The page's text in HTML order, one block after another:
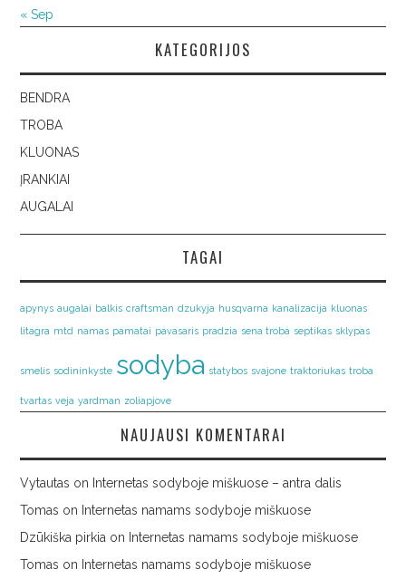
« Sep
KATEGORIJOS
BENDRA
TROBA
KLUONAS
ĮRANKIAI
AUGALAI
TAGAI
apynys augalai balkis craftsman dzukyja husqvarna kanalizacija kluonas
litagra mtd namas pamatai pavasaris pradzia sena troba septikas sklypas
smelis sodininkyste sodyba statybos svajone traktoriukas troba
tvartas veja yardman zoliapjove
NAUJAUSI KOMENTARAI
Vytautas on Internetas sodyboje miškuose – antra dalis
Tomas on Internetas namams sodyboje miškuose
Dzūkiška pirkia on Internetas namams sodyboje miškuose
Tomas on Internetas namams sodyboje miškuose